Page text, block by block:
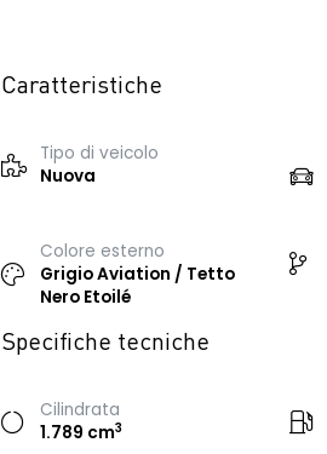
Caratteristiche
Tipo di veicolo
Nuova
Colore esterno
Grigio Aviation / Tetto
Nero Etoilé
Specifiche tecniche
Cilindrata
1.789 cm3